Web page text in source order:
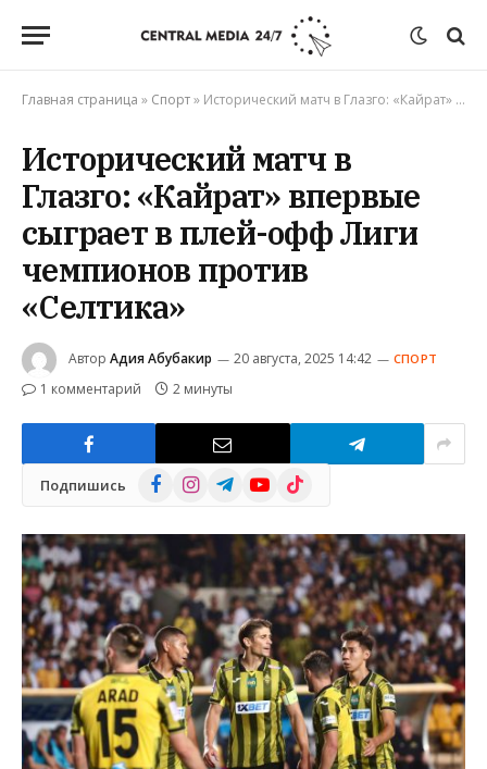
Главная страница » Спорт» Исторический матч в Глазго: «Кайрат» впервые сыграет в плей-офф Лиги чемпионов против «Селтика»
Исторический матч в
Глазго: «Кайрат» впервые
сыграет в плей-офф Лиги
чемпионов против
«Селтика»
Автор Адия Абубакир 20 августа, 2025 14:42 СПОРТ
1 комментарий 2 минуты
Подпишись FacebookInstagramTelegramYouTube
TikTok